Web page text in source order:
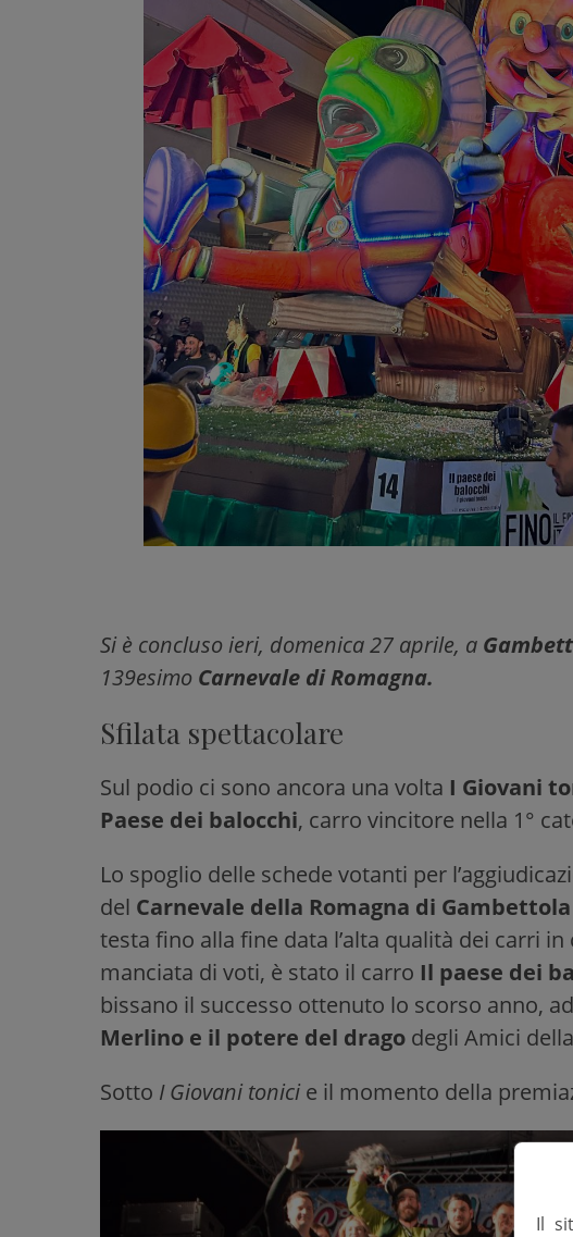
Si è concluso ieri, domenica 27 aprile, a
139esimo Carnevale di Romagna.
Sfilata spettacolare
Sul podio ci sono ancora una volta I Giovani
Paese dei balocchi, carro vincitore nella 1°
Lo spoglio delle schede votanti per
del Carnevale della Romagna di Gambettola
testa fino alla fine data l’alta qualità dei carri
manciata di voti, è stato il carro Il paese dei
bissano il successo ottenuto lo scorso anno,
Merlino e il potere del drago degli Amici
Sotto I Giovani tonici e il momento della
Il